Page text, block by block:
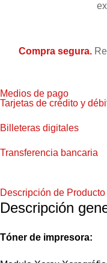
Compra segura.
Medios de pago
Tarjetas de crédito y
Billeteras digitales
Transferencia bancaria
Descripción de Producto
Descripción
Tóner de impresora: